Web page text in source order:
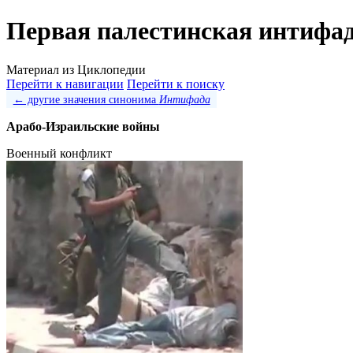
Первая палестинская
Материал из Циклопедии
Перейти к навигации Перейти к поиску
← другие значения синонима Интифада
Арабо-Израильские войны
Военный конфликт